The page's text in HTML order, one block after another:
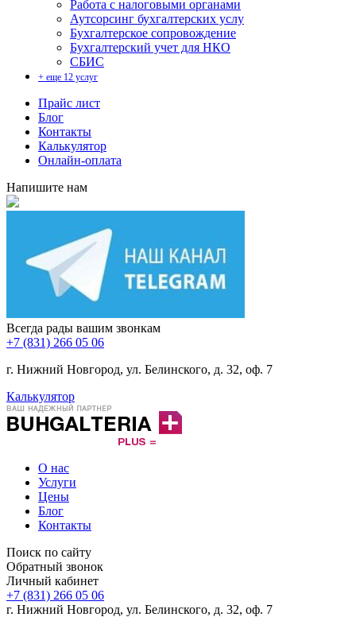
Работа с налоговыми органами
Аутсорсинг бухгалтерских услу
Бухгалтерское сопровождение
Бухгалтерский учет для НКО
СБИС
+ еще 12 услуг
Прайс лист
Блог
Контакты
Калькулятор
Онлайн-оплата
Напишите нам
Всегда рады вашим звонкам
+7 (831) 266 05 06
г. Нижний Новгород, ул. Белинского, д. 32, оф. 7
Калькулятор
О нас
Услуги
Цены
Блог
Контакты
Поиск по сайту
Обратный звонок
Личный кабинет
+7 (831) 266 05 06
г. Нижний Новгород, ул. Белинского, д. 32, оф. 7